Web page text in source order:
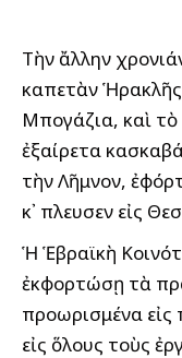
Τὴν ἄλλην
καπετὰν
Μπογάζια, καὶ
ἐξαίρετα
τὴν Λῆμνον,
κ᾽ ἔπλευσεν εἰς
Ἡ Ἑβραϊκὴ
ἐκφορτώσῃ τὰ
προωρισμένα
εἰς ὅλους τοὺς